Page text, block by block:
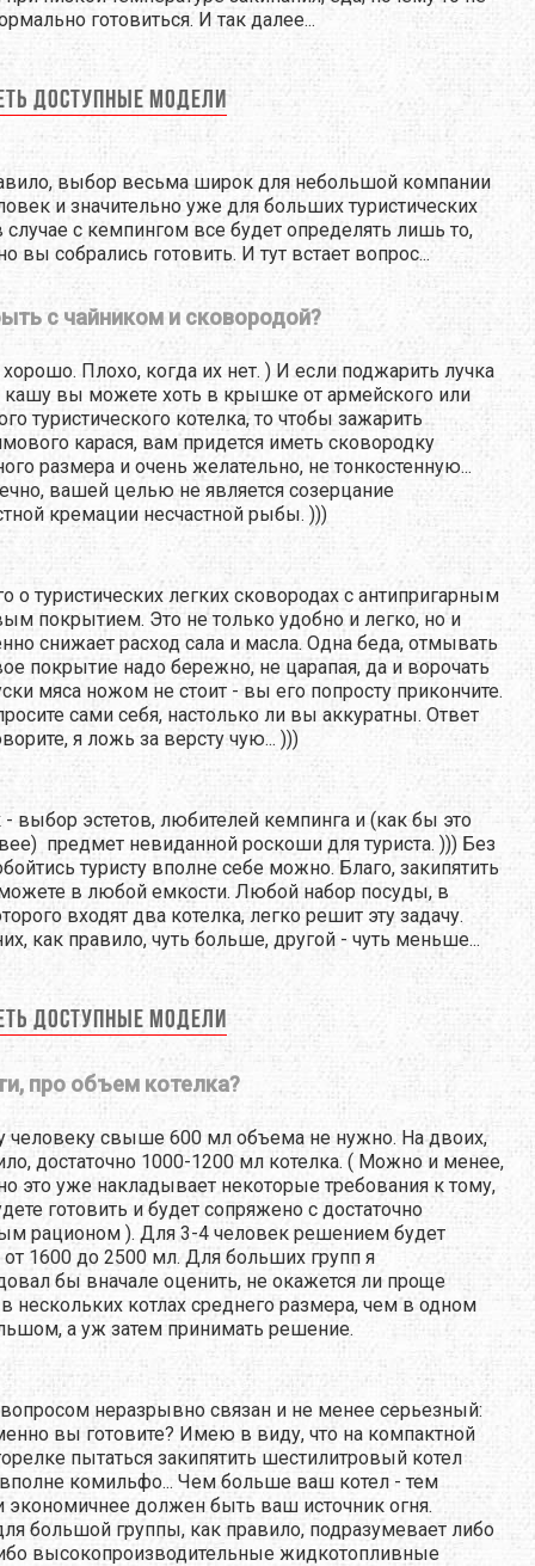
готовиться. И так далее...
доступные модели
выбор весьма широк для небольшой компании
и значительно уже для больших туристических
случае с кемпингом все будет определять лишь то,
вы собрались готовить. И тут встает вопрос...
с чайником и сковородой?
Плохо, когда их нет. ) И если поджарить лучка
кашу вы можете хоть в крышке от армейского или
туристического котелка, то чтобы зажарить
карася, вам придется иметь сковородку
размера и очень желательно, не тонкостенную...
вашей целью не является созерцание
кремации несчастной рыбы. )))
о туристических легких сковородах с антипригарным
покрытием. Это не только удобно и легко, но и
снижает расход сала и масла. Одна беда, отмывать
покрытие надо бережно, не царапая, да и ворочать
мяса ножом не стоит - вы его попросту прикончите.
сами себя, настолько ли вы аккуратны. Ответ
я ложь за версту чую... )))
выбор эстетов, любителей кемпинга и (как бы это
предмет невиданной роскоши для туриста. ))) Без
туристу вполне себе можно. Благо, закипятить
в любой емкости. Любой набор посуды, в
входят два котелка, легко решит эту задачу.
как правило, чуть больше, другой - чуть меньше...
доступные модели
про объем котелка?
человеку свыше 600 мл объема не нужно. На двоих,
достаточно 1000-1200 мл котелка. ( Можно и менее,
это уже накладывает некоторые требования к тому,
готовить и будет сопряжено с достаточно
рационом ). Для 3-4 человек решением будет
от 1600 до 2500 мл. Для больших групп я
бы вначале оценить, не окажется ли проще
нескольких котлах среднего размера, чем в одном
а уж затем принимать решение.
неразрывно связан и не менее серьезный:
вы готовите? Имею в виду, что на компактной
пытаться закипятить шестилитровый котел
комильфо... Чем больше ваш котел - тем
должен быть ваш источник огня.
большой группы, как правило, подразумевает либо
высокопроизводительные жидкотопливные